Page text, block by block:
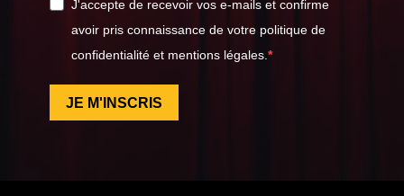
J'accepte de recevoir vos e-mails et confirme
avoir pris connaissance de votre politique de
confidentialité et mentions légales.
JE M'INSCRIS